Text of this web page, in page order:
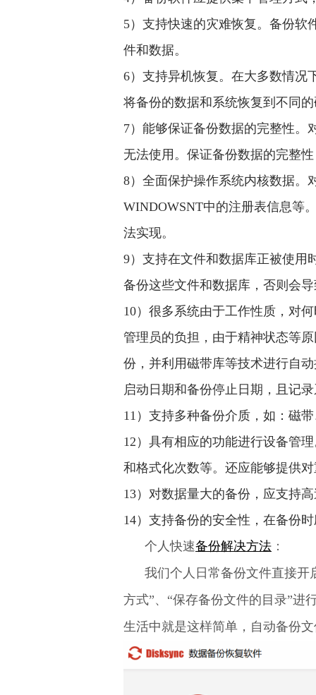
5）支持快速的灾难恢复。备份软
件和数据。
6）支持异机恢复。在大多数情况
将备份的数据和系统恢复到不同
7）能够保证备份数据的完整性。
无法使用。保证备份数据的完整
8）全面保护操作系统内核数据。
WINDOWSNT中的注册表信息等
法实现。
9）支持在文件和数据库正被使用
备份这些文件和数据库，否则会
10）很多系统由于工作性质，对
管理员的负担，由于精神状态等
份，并利用磁带库等技术进行自
启动日期和备份停止日期，且记
11）支持多种备份介质，如：磁
12）具有相应的功能进行设备管
和格式化次数等。还应能够提供
13）对数据量大的备份，应支持
14）支持备份的安全性，在备份
个人快速备份解决方法 ：
我们个人日常备份文件直接开
方式”、“保存备份文件的目录”进
生活中就是这样简单，自动备份